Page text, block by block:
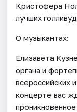
Кристофера
лучших
О музыкантах:
Елизавета
органа и
всероссийских
концерте вас